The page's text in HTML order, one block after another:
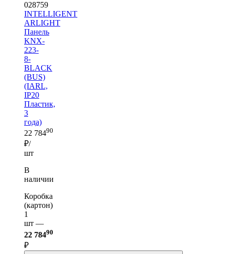
028759
INTELLIGENT
ARLIGHT
Панель
KNX-
223-
8-
BLACK
(BUS)
(IARL,
IP20
Пластик,
3
года)
22 78490
₽/
шт
В
наличии
Коробка
(картон)
1
шт —
22 78490
₽